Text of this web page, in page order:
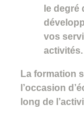
le degré
vos
activités.
La formation
l’occasion
long de